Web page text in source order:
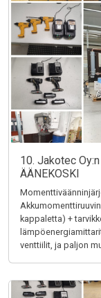
10. Jakotec
ÄÄNEKOSKI
kappaletta) +
venttiilit, ja paljon